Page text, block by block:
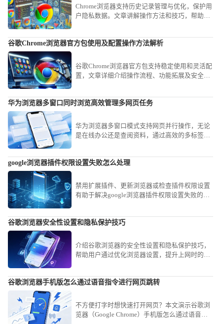
Chrome浏览器支持历史记录管理与优化，保护用
户隐私数据。文章讲解操作方法和技巧，帮助用
谷歌Chrome浏览器官方包使用及配置操作方法解析
谷歌Chrome浏览器官方包支持稳定使用和灵活配
置，文章详细介绍操作流程、功能拓展及安全设
华为浏览器多窗口同时浏览高效管理多网页任务
华为浏览器多窗口模式支持网页并行操作，无论
是在线办公还是查阅资料，通过高效的多标签页
google浏览器插件权限设置失败怎么处理
禁用扩展插件、更新浏览器或检查插件权限设置
有助于解决google浏览器插件权限设置失败的问
谷歌浏览器安全性设置和隐私保护技巧
介绍谷歌浏览器的安全性设置和隐私保护技巧，
帮助用户通过优化浏览器设置，提升上网时的安
谷歌浏览器手机版怎么通过语音指令进行网页跳转
不方便打字时想快速打开网页？本文演示谷歌浏
览器（Google Chrome）手机版怎么通过语音指